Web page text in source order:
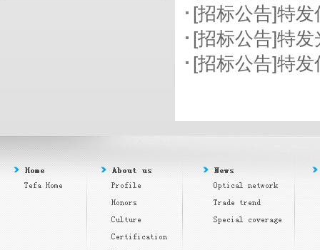
[招标公告]特
[招标公告]特
[招标公告]特